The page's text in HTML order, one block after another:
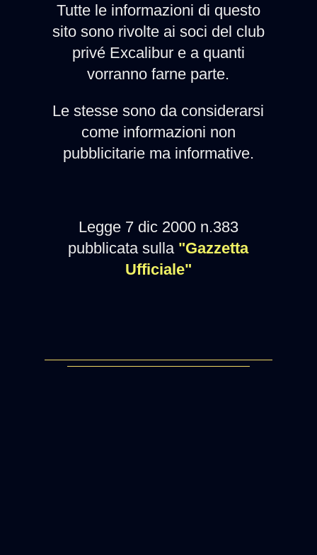
Tutte le informazioni di questo
sito sono rivolte ai soci del club
privé Excalibur e a quanti
vorranno farne parte.
Le stesse sono da considerarsi
come informazioni non
pubblicitarie ma informative.
Legge 7 dic 2000 n.383
pubblicata sulla "Gazzetta
Ufficiale"